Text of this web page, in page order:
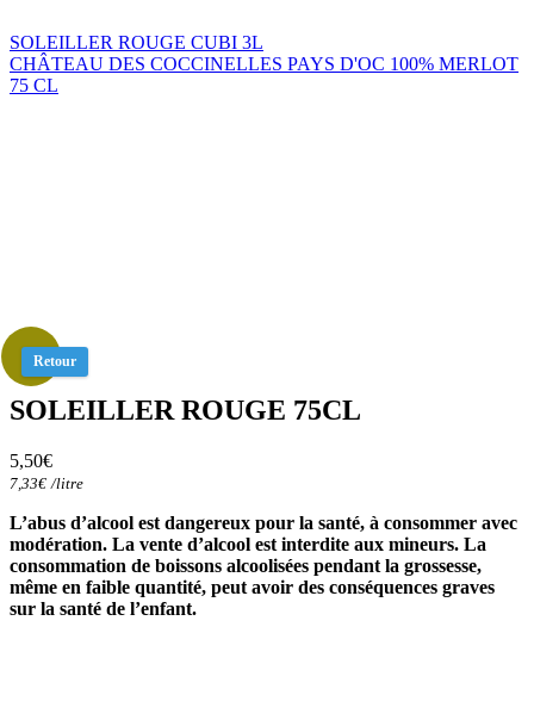
SOLEILLER ROUGE CUBI 3L
CHÂTEAU DES COCCINELLES PAYS D'OC 100% MERLOT
75 CL
Retour
SOLEILLER ROUGE 75CL
5,50€
7,33€ /litre
L’abus d’alcool est dangereux pour la santé, à consommer avec
modération. La vente d’alcool est interdite aux mineurs. La
consommation de boissons alcoolisées pendant la grossesse,
même en faible quantité, peut avoir des conséquences graves
sur la santé de l’enfant.